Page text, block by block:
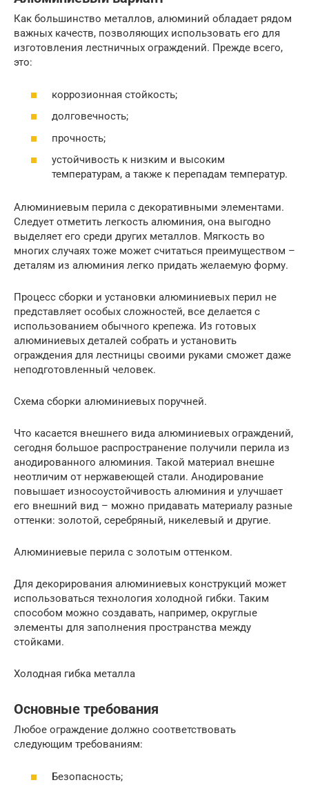
Как большинство металлов, алюминий обладает рядом
важных качеств, позволяющих использовать его для
изготовления лестничных ограждений. Прежде всего,
это:
коррозионная стойкость;
долговечность;
прочность;
устойчивость к низким и высоким
температурам, а также к перепадам температур.
Алюминиевым перила с декоративными элементами.
Следует отметить легкость алюминия, она выгодно
выделяет его среди других металлов. Мягкость во
многих случаях тоже может считаться преимуществом –
деталям из алюминия легко придать желаемую форму.
Процесс сборки и установки алюминиевых перил не
представляет особых сложностей, все делается с
использованием обычного крепежа. Из готовых
алюминиевых деталей собрать и установить
ограждения для лестницы своими руками сможет даже
неподготовленный человек.
Схема сборки алюминиевых поручней.
Что касается внешнего вида алюминиевых ограждений,
сегодня большое распространение получили перила из
анодированного алюминия. Такой материал внешне
неотличим от нержавеющей стали. Анодирование
повышает износоустойчивость алюминия и улучшает
его внешний вид – можно придавать материалу разные
оттенки: золотой, серебряный, никелевый и другие.
Алюминиевые перила с золотым оттенком.
Для декорирования алюминиевых конструкций может
использоваться технология холодной гибки. Таким
способом можно создавать, например, округлые
элементы для заполнения пространства между
стойками.
Холодная гибка металла
Основные требования
Любое ограждение должно соответствовать
следующим требованиям:
Безопасность;